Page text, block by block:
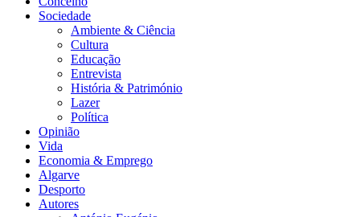
Sociedade
Ambiente & Ciência
Cultura
Educação
Entrevista
História & Património
Lazer
Política
Opinião
Vida
Economia & Emprego
Algarve
Desporto
Autores